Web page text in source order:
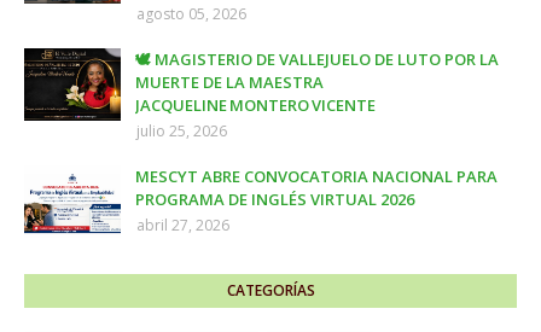
agosto 05, 2026
🕊️ MAGISTERIO DE VALLEJUELO DE LUTO POR LA
MUERTE DE LA MAESTRA
JACQUELINE MONTERO VICENTE
julio 25, 2026
MESCYT ABRE CONVOCATORIA NACIONAL PARA
PROGRAMA DE INGLÉS VIRTUAL 2026
abril 27, 2026
CATEGORÍAS